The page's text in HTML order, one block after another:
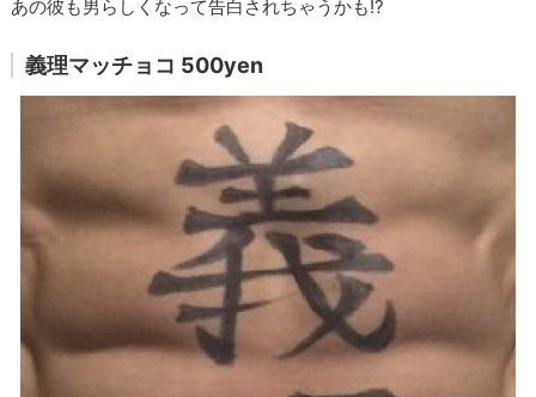
あの彼も男らしくなって告白されちゃうかも!?
義理マッチョコ 500yen